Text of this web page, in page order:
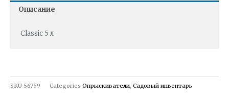
Описание
Classic 5 л
SKU 56759 Categories Опрыскиватели, Садовый инвентарь